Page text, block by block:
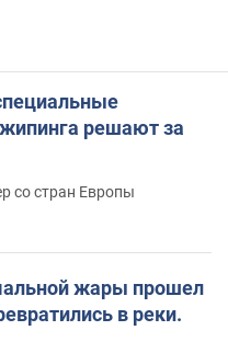
решают за
со стран Европы
жары прошел
в реки.